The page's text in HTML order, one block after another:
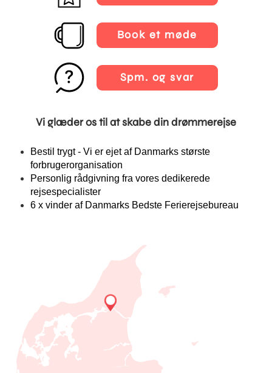
Book et møde
Spm. og svar
Vi glæder os til at skabe din drømmerejse
Bestil trygt - Vi er ejet af Danmarks største
forbrugerorganisation
Personlig rådgivning fra vores dedikerede
rejsespecialister
6 x vinder af Danmarks Bedste Ferierejsebureau